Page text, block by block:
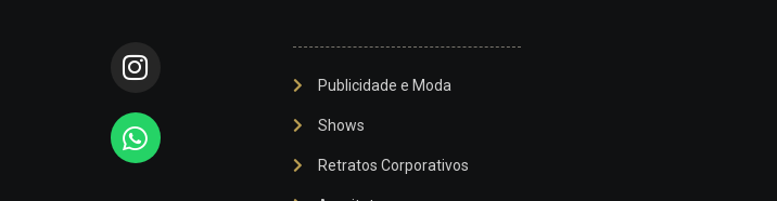
Publicidade e Moda
Shows
Retratos Corporativos